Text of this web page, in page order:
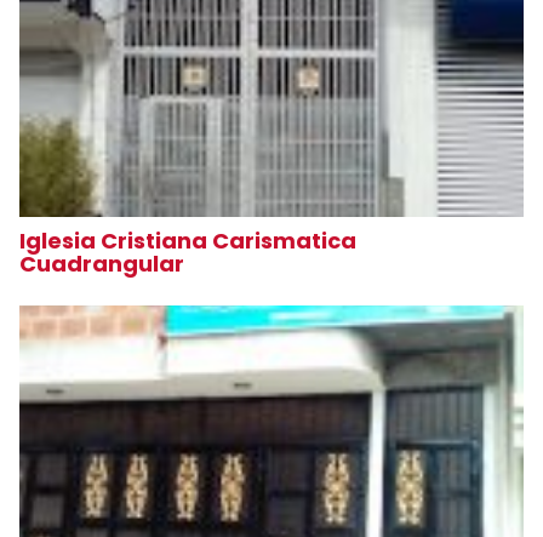
Iglesia Cristiana Carismatica
Cuadrangular